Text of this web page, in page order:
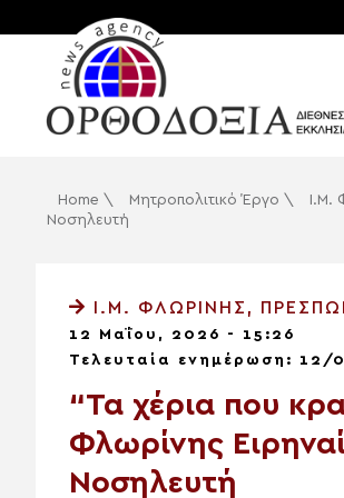
Home \ Μητροπολιτικό Έργο \ Ι.Μ.
Νοσηλευτή
Ι.Μ. ΦΛΩΡΊΝΗΣ,
12 Μαΐου, 2026 - 15:26
Τελευταία ενημέρωση: 12/
“Τα χέρια που
Φλωρίνης
Νοσηλευτή